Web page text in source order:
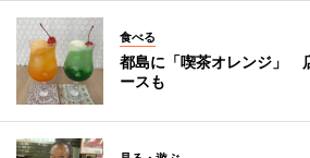
食べる
都島に「喫茶オレンジ」
ースも